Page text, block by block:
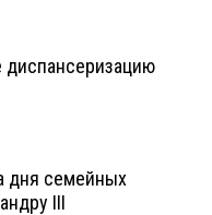
диспансеризацию
дня семейных
III